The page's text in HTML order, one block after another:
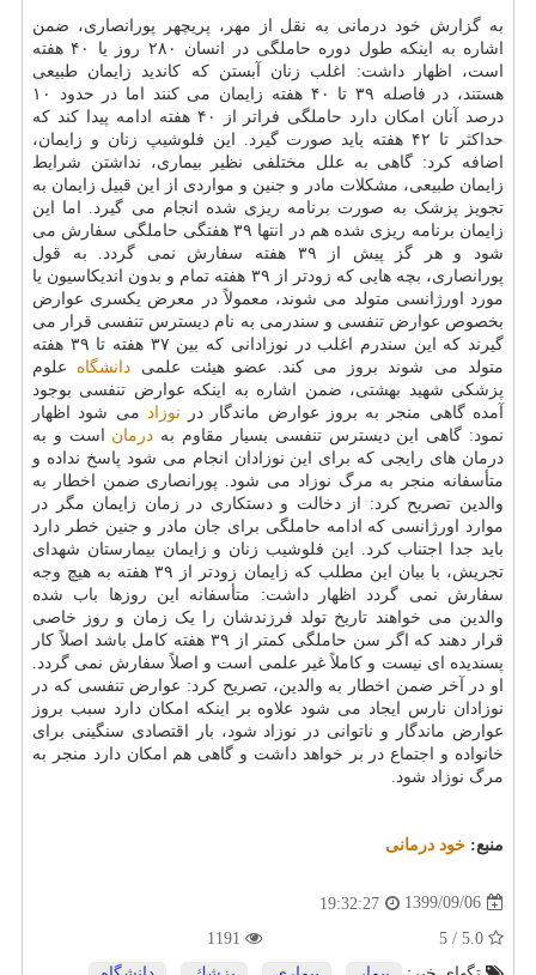
به گزارش خود درمانی به نقل از مهر، پریچهر پورانصاری، ضمن
اشاره به اینکه طول دوره حاملگی در انسان ۲۸۰ روز یا ۴۰ هفته
است، اظهار داشت: اغلب زنان آبستن که کاندید زایمان طبیعی
هستند، در فاصله ۳۹ تا ۴۰ هفته زایمان می کنند اما در حدود ۱۰
درصد آنان امکان دارد حاملگی فراتر از ۴۰ هفته ادامه پیدا کند که
حداکثر تا ۴۲ هفته باید صورت گیرد. این فلوشیپ زنان و زایمان،
اضافه کرد: گاهی به علل مختلفی نظیر بیماری، نداشتن شرایط
زایمان طبیعی، مشکلات مادر و جنین و مواردی از این قبیل زایمان به
تجویز پزشک به صورت برنامه ریزی شده انجام می گیرد. اما این
زایمان برنامه ریزی شده هم در انتها ۳۹ هفتگی حاملگی سفارش می
شود و هر گز پیش از ۳۹ هفته سفارش نمی گردد. به قول
پورانصاری، بچه هایی که زودتر از ۳۹ هفته تمام و بدون اندیکاسیون یا
مورد اورژانسی متولد می شوند، معمولاً در معرض یکسری عوارض
بخصوص عوارض تنفسی و سندرمی به نام دیسترس تنفسی قرار می
گیرند که این سندرم اغلب در نوزادانی که بین ۳۷ هفته تا ۳۹ هفته
متولد می شوند بروز می کند. عضو هیئت علمی دانشگاه علوم
پزشکی شهید بهشتی، ضمن اشاره به اینکه عوارض تنفسی بوجود
آمده گاهی منجر به بروز عوارض ماندگار در نوزاد می شود اظهار
نمود: گاهی این دیسترس تنفسی بسیار مقاوم به درمان است و به
درمان های رایجی که برای این نوزادان انجام می شود پاسخ نداده و
متأسفانه منجر به مرگ نوزاد می شود. پورانصاری ضمن اخطار به
والدین تصریح کرد: از دخالت و دستکاری در زمان زایمان مگر در
موارد اورژانسی که ادامه حاملگی برای جان مادر و جنین خطر دارد
باید جدا اجتناب کرد. این فلوشیب زنان و زایمان بیمارستان شهدای
تجریش، با بیان این مطلب که زایمان زودتر از ۳۹ هفته به هیچ وجه
سفارش نمی گردد اظهار داشت: متأسفانه این روزها باب شده
والدین می خواهند تاریخ تولد فرزندشان را یک زمان و روز خاصی
قرار دهند که اگر سن حاملگی کمتر از ۳۹ هفته کامل باشد اصلاً کار
پسندیده ای نیست و کاملاً غیر علمی است و اصلاً سفارش نمی گردد.
او در آخر ضمن اخطار به والدین، تصریح کرد: عوارض تنفسی که در
نوزادان نارس ایجاد می شود علاوه بر اینکه امکان دارد سبب بروز
عوارض ماندگار و ناتوانی در نوزاد شود، بار اقتصادی سنگینی برای
خانواده و اجتماع در بر خواهد داشت و گاهی هم امکان دارد منجر به
مرگ نوزاد شود.
منبع: خود درمانی
1399/09/06
19:32:27